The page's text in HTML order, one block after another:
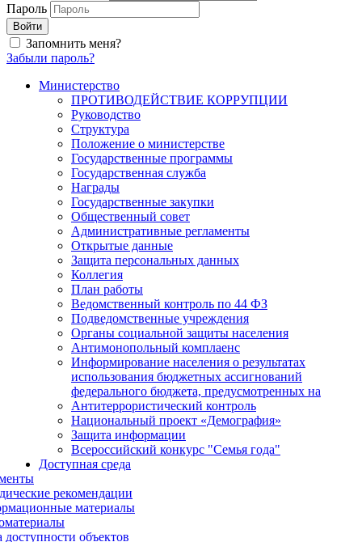
Пароль
Войти
Запомнить меня?
Забыли пароль?
Министерство
ПРОТИВОДЕЙСТВИЕ КОРРУПЦИИ
Руководство
Структура
Положение о министерстве
Государственные программы
Государственная служба
Награды
Государственные закупки
Общественный совет
Административные регламенты
Открытые данные
Защита персональных данных
Коллегия
План работы
Ведомственный контроль по 44 ФЗ
Подведомственные учреждения
Органы социальной защиты населения
Антимонопольный комплаенс
Информирование населения о результатах
использования бюджетных ассигнований
федерального бюджета, предусмотренных на
Антитеррористический контроль
Национальный проект «Демография»
Защита информации
Всероссийский конкурс "Семья года"
Доступная среда
рекомендации
материалы
доступности объектов